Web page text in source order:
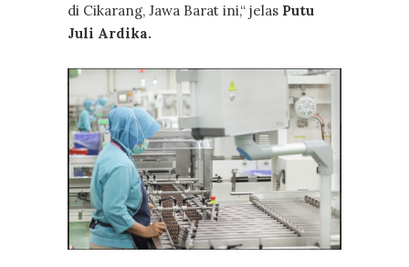
di Cikarang, Jawa Barat ini,“ jelas Putu
Juli Ardika.